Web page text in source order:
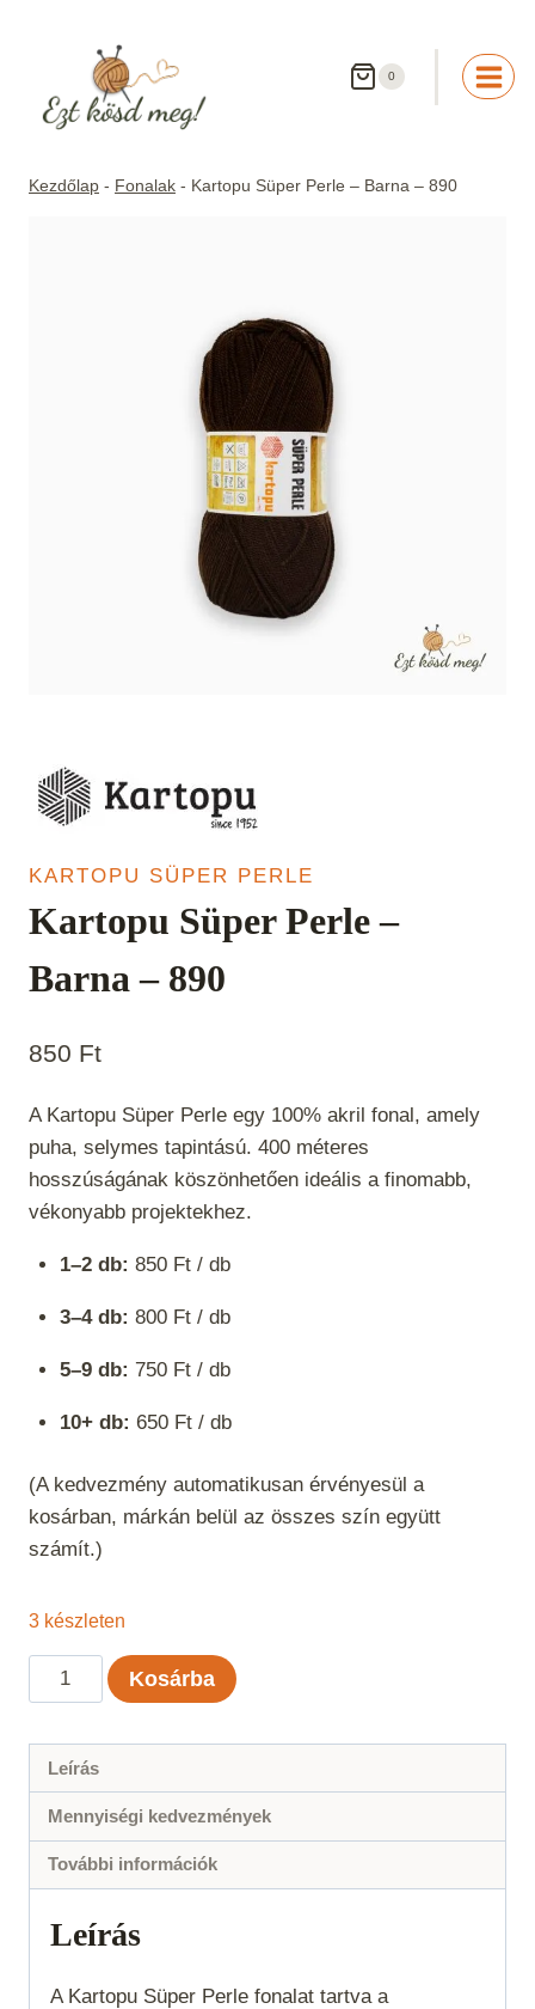
0
Kezdőlap - Fonalak - Kartopu Süper Perle – Barna – 890
KARTOPU SÜPER PERLE
Kartopu Süper Perle –
Barna – 890
850 Ft
A Kartopu Süper Perle egy 100% akril fonal, amely
puha, selymes tapintású. 400 méteres
hosszúságának köszönhetően ideális a finomabb,
vékonyabb projektekhez.
1–2 db: 850 Ft / db
3–4 db: 800 Ft / db
5–9 db: 750 Ft / db
10+ db: 650 Ft / db
(A kedvezmény automatikusan érvényesül a
kosárban, márkán belül az összes szín együtt
számít.)
3 készleten
Kartopu
Süper
Barna
890
mennyiség
Kosárba
Leírás
Mennyiségi kedvezmények
További információk
Leírás
A Kartopu Süper Perle fonalat tartva a